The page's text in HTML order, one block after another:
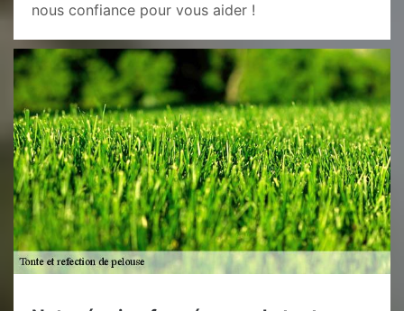
nous confiance pour vous aider !